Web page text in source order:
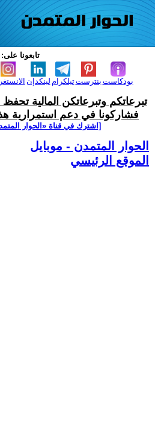
تابعونا على:
لينكدإن تيلكرامبنترست بودكاست
تبرعاتكم وتبرعاتكن المالية
فشاركونا في دعم استمرارية
[اشترك في قناة ‫«الحوار
الحوار المتمدن - موبايل
الموقع الرئيسي